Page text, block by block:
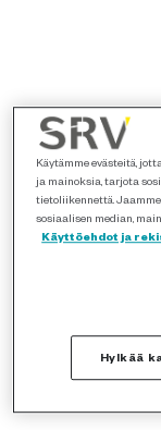
Käytämme evästeitä,
ja mainoksia, tarjota
tietoliikennettä.
sosiaalisen median,
Käyttöehdot ja
Hylkää